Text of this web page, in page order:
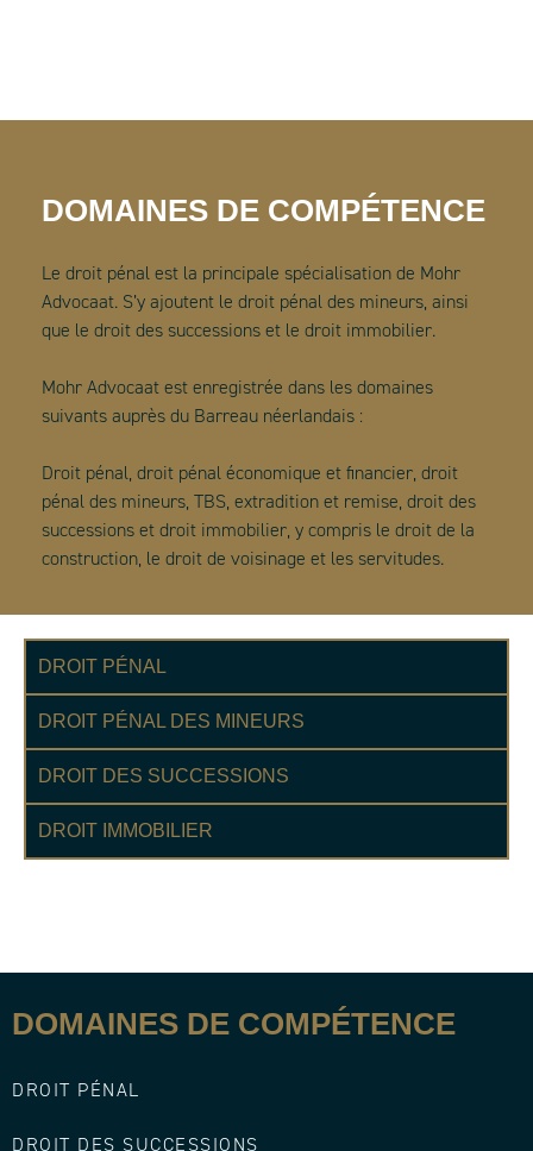
DOMAINES DE COMPÉTENCE
Le droit pénal est la principale spécialisation de Mohr
Advocaat. S’y ajoutent le droit pénal des mineurs, ainsi
que le droit des successions et le droit immobilier.
Mohr Advocaat est enregistrée dans les domaines
suivants auprès du Barreau néerlandais :
Droit pénal, droit pénal économique et financier, droit
pénal des mineurs, TBS, extradition et remise, droit des
successions et droit immobilier, y compris le droit de la
construction, le droit de voisinage et les servitudes.
DROIT PÉNAL
DROIT PÉNAL DES MINEURS
DROIT DES SUCCESSIONS
DROIT IMMOBILIER
DOMAINES DE COMPÉTENCE
DROIT PÉNAL
DROIT DES SUCCESSIONS